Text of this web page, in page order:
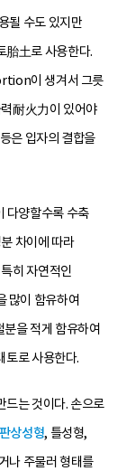
될 수도 있지만
胎土로 사용한다.
이 생겨서 그릇
耐火力이 있어야
은 입자의 결합을
다양할수록 수축
차이에 따라
히 자연적인
많이 함유하여
을 적게 함유하여
토로 사용한다.
드는 것이다. 손으로
판상성형, 틀성형,
나 주물러 형태를